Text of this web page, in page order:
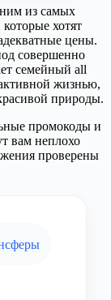
из самых
хотят
цены.
совершенно
семейный all
жизнью,
природы.
промокоды и
вам неплохо
проверены